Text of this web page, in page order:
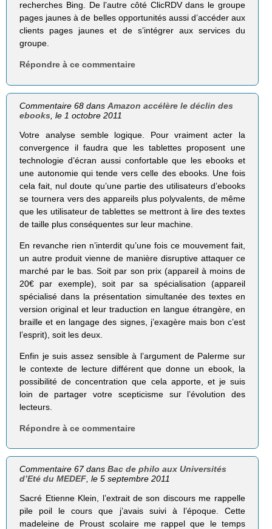
recherches Bing. De l’autre côté ClicRDV dans le groupe
pages jaunes à de belles opportunités aussi d’accéder aux
clients pages jaunes et de s’intégrer aux services du
groupe.
Répondre à ce commentaire
Commentaire 68 dansAmazon accélère le déclin des
ebooks , le 1 octobre 2011
Votre analyse semble logique. Pour vraiment acter la
convergence il faudra que les tablettes proposent une
technologie d’écran aussi confortable que les ebooks et
une autonomie qui tende vers celle des ebooks. Une fois
cela fait, nul doute qu’une partie des utilisateurs d’ebooks
se tournera vers des appareils plus polyvalents, de même
que les utilisateur de tablettes se mettront à lire des textes
de taille plus conséquentes sur leur machine.
En revanche rien n’interdit qu’une fois ce mouvement fait,
un autre produit vienne de manière disruptive attaquer ce
marché par le bas. Soit par son prix (appareil à moins de
20€ par exemple), soit par sa spécialisation (appareil
spécialisé dans la présentation simultanée des textes en
version original et leur traduction en langue étrangère, en
braille et en langage des signes, j’exagère mais bon c’est
l’esprit), soit les deux.
Enfin je suis assez sensible à l’argument de Palerme sur
le contexte de lecture différent que donne un ebook, la
possibilité de concentration que cela apporte, et je suis
loin de partager votre scepticisme sur l’évolution des
lecteurs.
Répondre à ce commentaire
Commentaire 67 dansBac de philo aux Universités
d’Eté du MEDEF , le 5 septembre 2011
Sacré Etienne Klein, l’extrait de son discours me rappelle
pile poil le cours que j’avais suivi à l’époque. Cette
madeleine de Proust scolaire me rappel que le temps